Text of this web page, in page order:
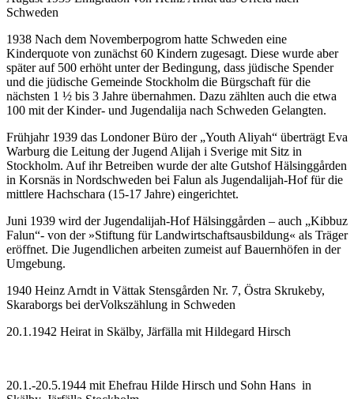
Schweden
1938 Nach dem Novemberpogrom hatte Schweden eine
Kinderquote von zunächst 60 Kindern zugesagt. Diese wurde aber
später auf 500 erhöht unter der Bedingung, dass jüdische Spender
und die jüdische Gemeinde Stockholm die Bürgschaft für die
nächsten 1 ½ bis 3 Jahre übernahmen. Dazu zählten auch die etwa
100 mit der Kinder- und Jugendalija nach Schweden Gelangten.
Frühjahr 1939 das Londoner Büro der „Youth Aliyah“ überträgt Eva
Warburg die Leitung der Jugend Alijah i Sverige mit Sitz in
Stockholm. Auf ihr Betreiben wurde der alte Gutshof Hälsinggården
in Korsnäs in Nordschweden bei Falun als Jugendalijah-Hof für die
mittlere Hachschara (15-17 Jahre) eingerichtet.
Juni 1939 wird der Jugendalijah-Hof Hälsinggården – auch „Kibbuz
Falun“- von der »Stiftung für Landwirtschaftsausbildung« als Träger
eröffnet. Die Jugendlichen arbeiten zumeist auf Bauernhöfen in der
Umgebung.
1940 Heinz Arndt in Vättak Stensgården Nr. 7, Östra Skrukeby,
Skaraborgs bei derVolkszählung in Schweden
20.1.1942 Heirat in Skälby, Järfälla mit Hildegard Hirsch
20.1.-20.5.1944 mit Ehefrau Hilde Hirsch und Sohn Hans in